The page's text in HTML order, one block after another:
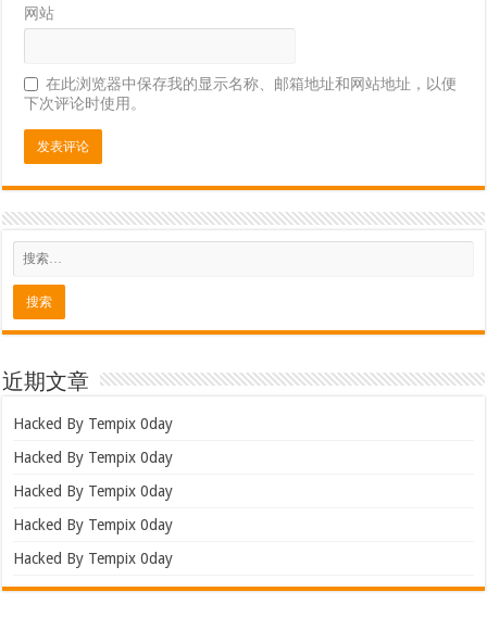
网站
在此浏览器中保存我的显示名称、邮箱地址和网站地址，以便
下次评论时使用。
近期文章
Hacked By Tempix 0day
Hacked By Tempix 0day
Hacked By Tempix 0day
Hacked By Tempix 0day
Hacked By Tempix 0day